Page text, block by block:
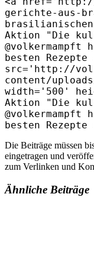
gerichte-aus-
Aktion "Die
besten
src='http://
content/
width='500'
Aktion "Die
besten
Die Beiträge müssen
eingetragen und
zum Verlinken und
Ähnliche Beiträge